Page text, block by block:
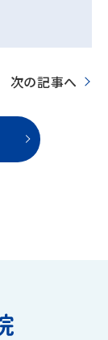
次の記事へ